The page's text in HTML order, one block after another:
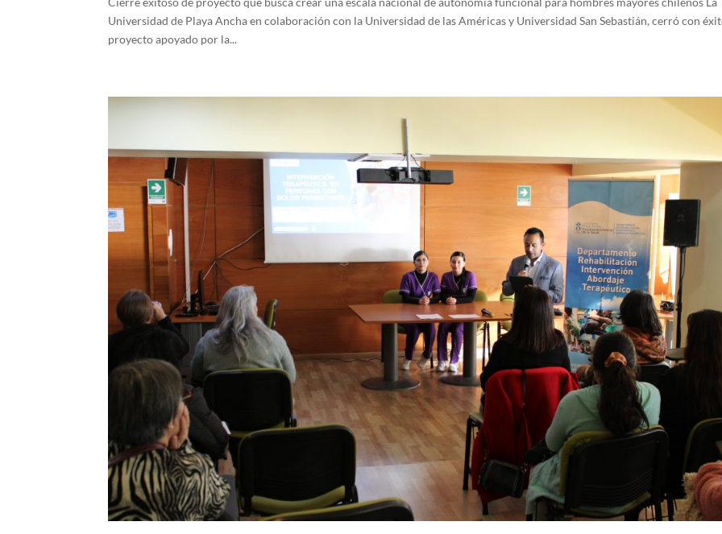
Universidad de Playa Ancha en colaboración con la Universidad de las Américas y Universidad San Sebastián, cerró con
proyecto apoyado por la...